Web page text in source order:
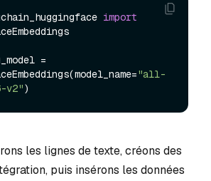
import
=
"all-
v2"
les lignes de texte, créons des
puis insérons les données